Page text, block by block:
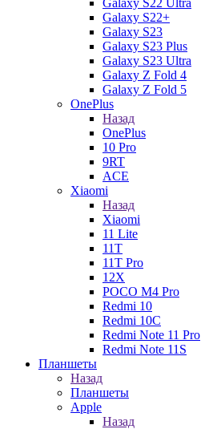
Galaxy S22 Ultra
Galaxy S22+
Galaxy S23
Galaxy S23 Plus
Galaxy S23 Ultra
Galaxy Z Fold 4
Galaxy Z Fold 5
OnePlus
Назад
OnePlus
10 Pro
9RT
ACE
Xiaomi
Назад
Xiaomi
11 Lite
11T
11T Pro
12X
POCO M4 Pro
Redmi 10
Redmi 10C
Redmi Note 11 Pro
Redmi Note 11S
Планшеты
Назад
Планшеты
Apple
Назад